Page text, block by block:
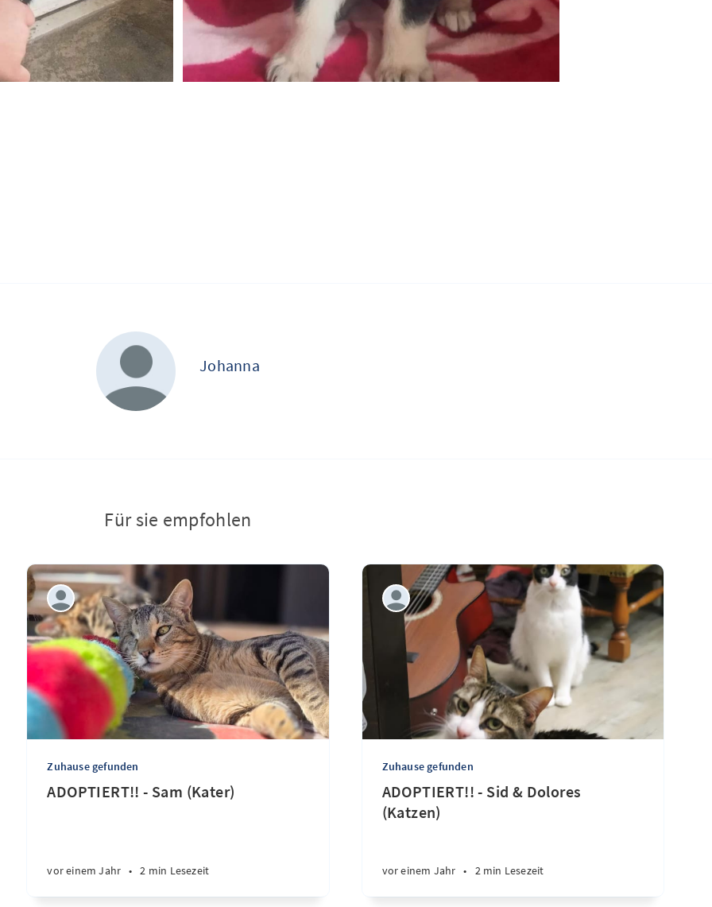
Johanna
Für sie empfohlen
Zuhause gefunden
ADOPTIERT!! - Sam (Kater)
vor einem Jahr • 2 min Lesezeit
Zuhause gefunden
ADOPTIERT!! - Sid & Dolores
(Katzen)
vor einem Jahr • 2 min Lesezeit